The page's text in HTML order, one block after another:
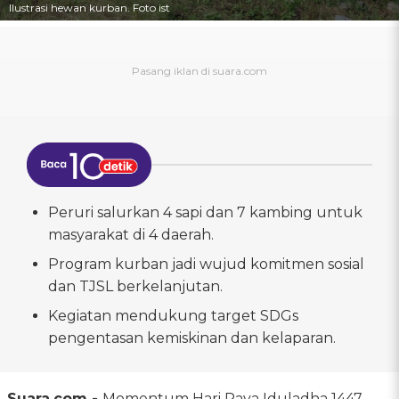
Ilustrasi hewan kurban. Foto ist
Peruri salurkan 4 sapi dan 7 kambing untuk
masyarakat di 4 daerah.
Program kurban jadi wujud komitmen sosial
dan TJSL berkelanjutan.
Kegiatan mendukung target SDGs
pengentasan kemiskinan dan kelaparan.